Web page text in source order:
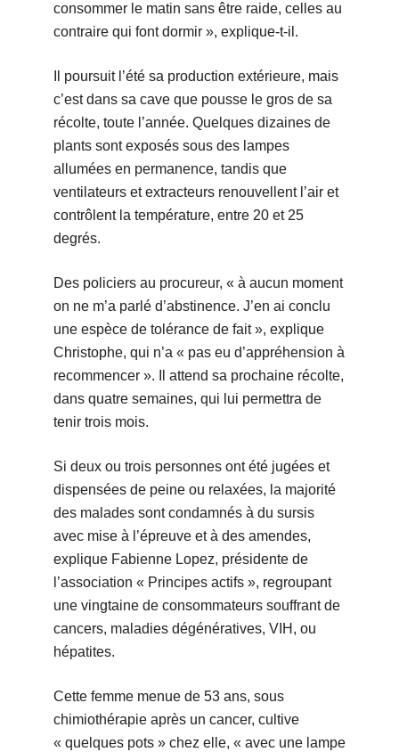
consommer le matin sans être raide, celles au
contraire qui font dormir », explique-t-il.
Il poursuit l’été sa production extérieure, mais
c’est dans sa cave que pousse le gros de sa
récolte, toute l’année. Quelques dizaines de
plants sont exposés sous des lampes
allumées en permanence, tandis que
ventilateurs et extracteurs renouvellent l’air et
contrôlent la température, entre 20 et 25
degrés.
Des policiers au procureur, « à aucun moment
on ne m’a parlé d’abstinence. J’en ai conclu
une espèce de tolérance de fait », explique
Christophe, qui n’a « pas eu d’appréhension à
recommencer ». Il attend sa prochaine récolte,
dans quatre semaines, qui lui permettra de
tenir trois mois.
Si deux ou trois personnes ont été jugées et
dispensées de peine ou relaxées, la majorité
des malades sont condamnés à du sursis
avec mise à l’épreuve et à des amendes,
explique Fabienne Lopez, présidente de
l’association « Principes actifs », regroupant
une vingtaine de consommateurs souffrant de
cancers, maladies dégénératives, VIH, ou
hépatites.
Cette femme menue de 53 ans, sous
chimiothérapie après un cancer, cultive
« quelques pots » chez elle, « avec une lampe